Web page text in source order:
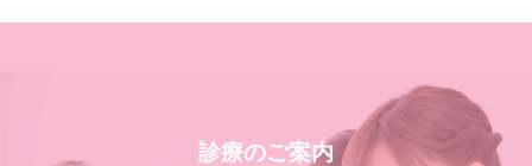
診療のご案内